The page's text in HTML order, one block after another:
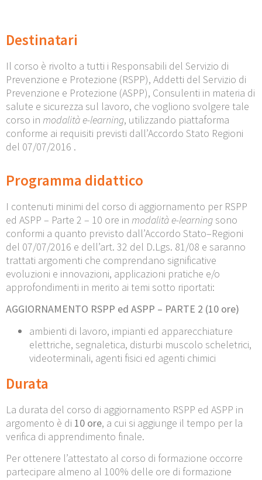
Destinatari
Il corso è rivolto a tutti i Responsabili del Servizio di
Prevenzione e Protezione (RSPP), Addetti del Servizio di
Prevenzione e Protezione (ASPP), Consulenti in materia di
salute e sicurezza sul lavoro, che vogliono svolgere tale
corso in modalità e-learning, utilizzando piattaforma
conforme ai requisiti previsti dall’Accordo Stato Regioni
del 07/07/2016 .
Programma didattico
I contenuti minimi del corso di aggiornamento per RSPP
ed ASPP – Parte 2 – 10 ore in modalità e-learning sono
conformi a quanto previsto dall’Accordo Stato–Regioni
del 07/07/2016 e dell’art. 32 del D.Lgs. 81/08 e saranno
trattati argomenti che comprendano significative
evoluzioni e innovazioni, applicazioni pratiche e/o
approfondimenti in merito ai temi sotto riportati:
AGGIORNAMENTO RSPP ed ASPP – PARTE 2 (10 ore)
ambienti di lavoro, impianti ed apparecchiature
elettriche, segnaletica, disturbi muscolo scheletrici,
videoterminali, agenti fisici ed agenti chimici
Durata
La durata del corso di aggiornamento RSPP ed ASPP in
argomento è di 10 ore, a cui si aggiunge il tempo per la
verifica di apprendimento finale.
Per ottenere l’attestato al corso di formazione occorre
partecipare almeno al 100% delle ore di formazione